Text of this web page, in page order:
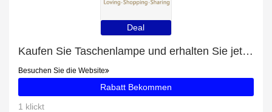
Deal
Kaufen Sie Taschenlampe und erhalten Sie jetzt 30% Rabatt
Besuchen Sie die Website
Rabatt Bekommen
1 klickt